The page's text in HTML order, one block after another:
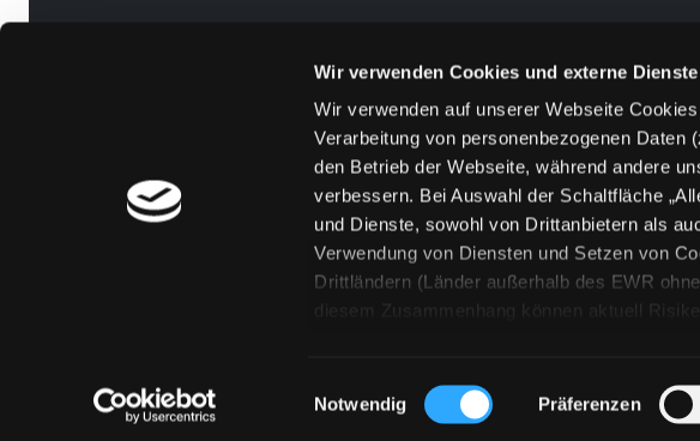
Wir verwenden Cookies und externe Dienste
Wir verwenden auf unserer Webseite
Verarbeitung von personenbezogenen
den Betrieb der Webseite, während andere
verbessern. Bei Auswahl der Schaltfläche
und Dienste, sowohl von Drittanbietern als
Verwendung von Diensten und Setzen von
Drittländern (Länder außerhalb des EWR
diesem Zusammenhang können aktuell
„Details zeigen“ finden Sie Erklärungen zu
Technologien. Selbstverständlich können Sie
Einwilligungsauswahl
Notwendig Präferenzen
[kju:b]
Feedback
Kontakt
Über uns
Jobs
Medienwunsch
FAQs